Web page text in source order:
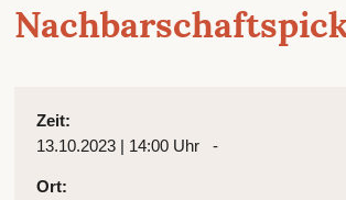
Zeit:
13.10.2023 | 14:00 Uhr -
Ort: